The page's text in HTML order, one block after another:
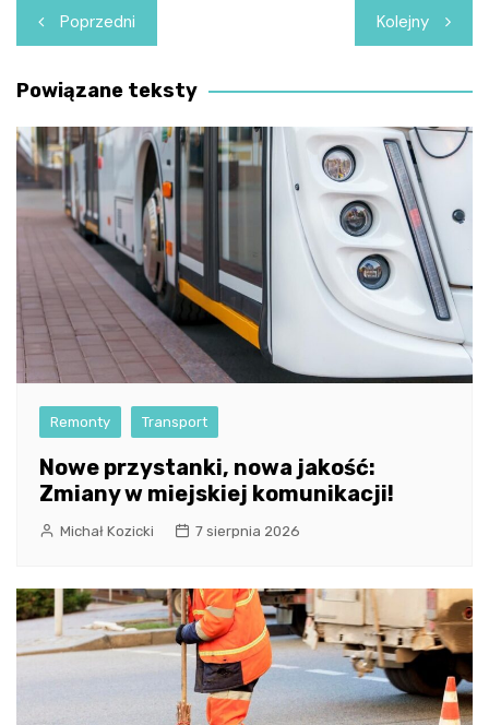
Nawigacja
wpisu
Poprzedni Kolejny
Powiązane teksty
Remonty Transport
Nowe przystanki, nowa jakość:
Zmiany w miejskiej komunikacji!
Michał Kozicki 7 sierpnia 2026